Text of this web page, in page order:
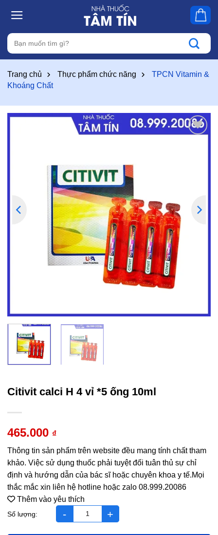
Tìm
kiếm:
Trang chủ Thực phẩm chức năng
TPCN Vitamin &
Khoáng Chất
Citivit calci H 4 vỉ *5 ống 10ml
465.000 ₫
Citivit calci H 4 vỉ *5 ống 10ml số lượng
Thông tin sản phẩm trên website đều mang tính chất tham
khảo. Việc sử dụng thuốc phải tuyệt đối tuân thủ sự chỉ
định và hướng dẫn của bác sĩ hoặc chuyên khoa y tế.Mọi
thắc mắc xin liên hệ hotline hoặc zalo 08.999.20086
Thêm vào yêu thích